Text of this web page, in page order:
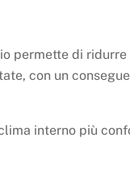
permette di
con un
interno più